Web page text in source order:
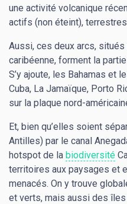
une activité volcanique
actifs (non éteint),
Aussi, ces deux arcs,
caribéenne, forment la
S’y ajoute, les Bahamas et
Cuba, La Jamaïque, Porto
sur la plaque nord-
Et, bien qu’elles soient
Antilles) par le canal
hotspot de la biodiversité
territoires aux paysages et
menacés. On y trouve
et verts, mais aussi des